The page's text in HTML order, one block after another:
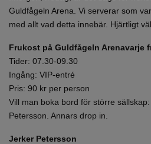
Guldfågeln Arena. Vi serverar som
med allt vad detta innebär. Hjärtligt
Frukost på Guldfågeln Arenavarje
Tider: 07.30-09.30
Ingång: VIP-entré
Pris: 90 kr per person
Vill man boka bord för större
Petersson. Annars drop in.
Jerker Petersson